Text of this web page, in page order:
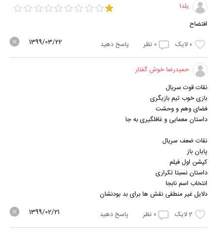
یلدا
افتضاح
0 لایک 0 نظر پاسخ دهید 1399/03/22
حمیدرضا خوش گفتار
نقات قوت سریال
بازی خوب تیم بازیگری
فضای وهم و وحشت
داستان معمایی و غافلگیری به جا
نقات ضعف سریال
پایان باز
کپشن اول فیلم
داستان نسبتا تکراری
انتخاب اسم نابجا
دلایل غیر منطقی نقش ها برای بد بودنشان
2لایک 0 نظر پاسخ دهید 1399/02/21